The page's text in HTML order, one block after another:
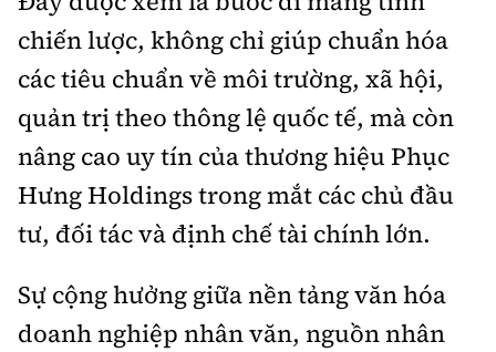
chiến lược, không chỉ giúp chuẩn hóa
các tiêu chuẩn về môi trường, xã hội,
quản trị theo thông lệ quốc tế, mà còn
nâng cao uy tín của thương hiệu Phục
Hưng Holdings trong mắt các chủ đầu
tư, đối tác và định chế tài chính lớn.
Sự cộng hưởng giữa nền tảng văn hóa
doanh nghiệp nhân văn, nguồn nhân